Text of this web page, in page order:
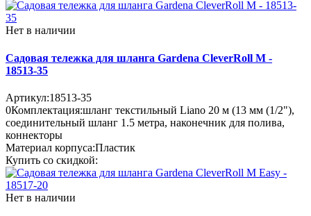
Нет в наличии
Садовая тележка для шланга Gardena CleverRoll M -
18513-35
Артикул:18513-35
0Комплектация:шланг текстильный Liano 20 м (13 мм (1/2"),
соединительный шланг 1.5 метра, наконечник для полива,
коннекторы
Материал корпуса:Пластик
Купить со скидкой:
Нет в наличии